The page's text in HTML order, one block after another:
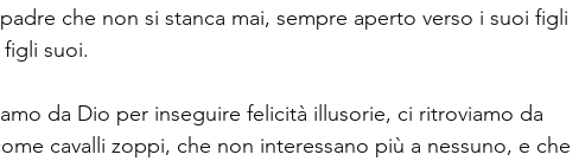
che non si stanca mai, sempre aperto verso i suoi figli
suoi.
da Dio per inseguire felicità illusorie, ci ritroviamo da
cavalli zoppi, che non interessano più a nessuno, e che